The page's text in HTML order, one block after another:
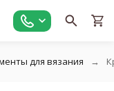
для вязания